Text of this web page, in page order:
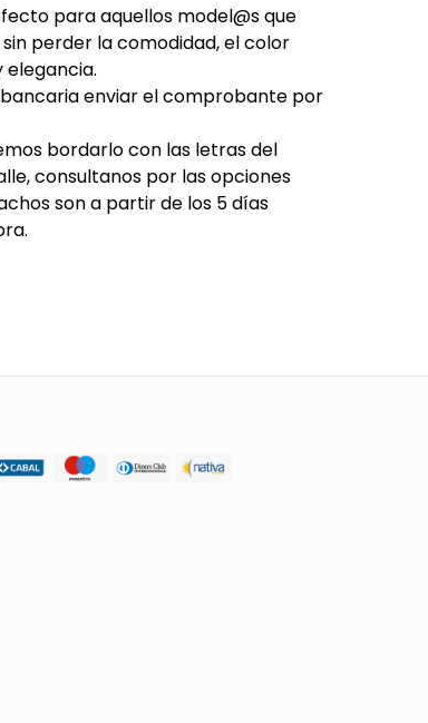
para aquellos model@s que
perder la comodidad, el color
elegancia.
enviar el comprobante por
bordarlo con las letras del
consultanos por las opciones
son a partir de los 5 días